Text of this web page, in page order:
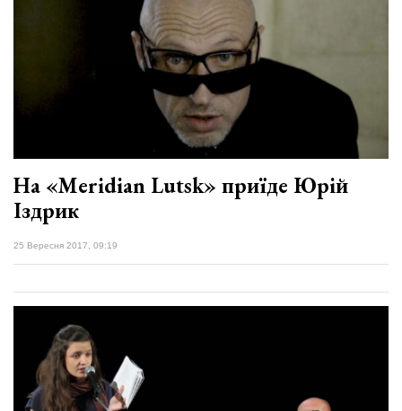
На «Meridian Lutsk» приїде Юрій
Іздрик
25 Вересня 2017, 09:19